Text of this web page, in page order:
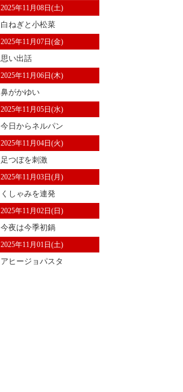
2025年11月08日(土)
白ねぎと小松菜
2025年11月07日(金)
思い出話
2025年11月06日(木)
鼻がかゆい
2025年11月05日(水)
今日からネルパン
2025年11月04日(火)
足つぼを刺激
2025年11月03日(月)
くしゃみを連発
2025年11月02日(日)
今夜は今季初鍋
2025年11月01日(土)
アヒージョパスタ